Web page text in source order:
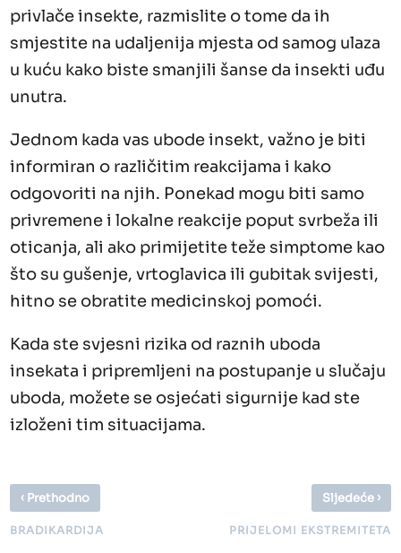
privlače insekte, razmislite o tome da ih
smjestite na udaljenija mjesta od samog ulaza
u kuću kako biste smanjili šanse da insekti uđu
unutra.
Jednom kada vas ubode insekt, važno je biti
informiran o različitim reakcijama i kako
odgovoriti na njih. Ponekad mogu biti samo
privremene i lokalne reakcije poput svrbeža ili
oticanja, ali ako primijetite teže simptome kao
što su gušenje, vrtoglavica ili gubitak svijesti,
hitno se obratite medicinskoj pomoći.
Kada ste svjesni rizika od raznih uboda
insekata i pripremljeni na postupanje u slučaju
uboda, možete se osjećati sigurnije kad ste
izloženi tim situacijama.
‹ Prethodno
BRADIKARDIJA
Sljedeće ›
PRIJELOMI EKSTREMITETA